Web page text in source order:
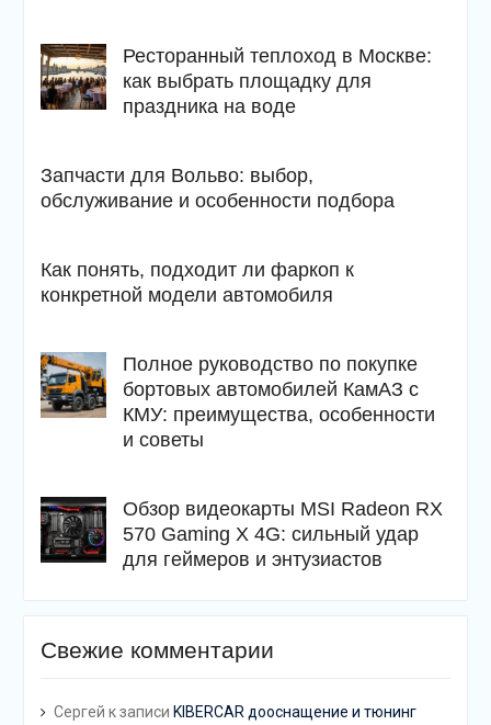
Ресторанный теплоход в Москве:
как выбрать площадку для
праздника на воде
Запчасти для Вольво: выбор,
обслуживание и особенности подбора
Как понять, подходит ли фаркоп к
конкретной модели автомобиля
Полное руководство по покупке
бортовых автомобилей КамАЗ с
КМУ: преимущества, особенности
и советы
Обзор видеокарты MSI Radeon RX
570 Gaming X 4G: сильный удар
для геймеров и энтузиастов
Свежие комментарии
Сергей к записи KIBERCAR дооснащение и тюнинг